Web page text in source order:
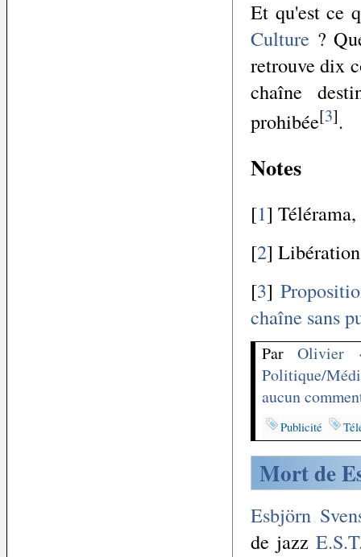
Et qu'est ce
Culture ?
retrouve dix
chaîne
prohibée[3].
Notes
[1]
[2]
[3]
chaîne sans
ParOlivier
Politique/
aucun
Publicité
Mort de
Esbjörn
de jazz